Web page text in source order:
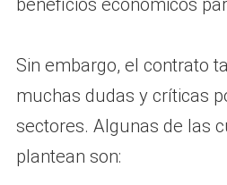
beneficios económicos
Sin embargo, el contrato
muchas dudas y críticas
sectores. Algunas de las
plantean son: